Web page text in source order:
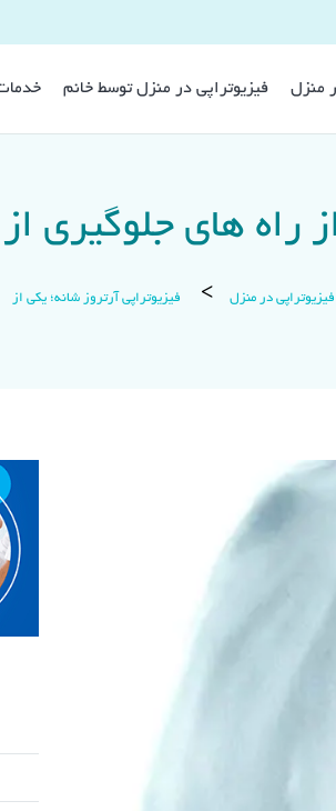
منزل فیزیوتراپی در منزل توسط خانم
راه های جلوگیری
فیزیوتراپی در منزل فیزیوتراپی آرتروز شانه؛ یکی از